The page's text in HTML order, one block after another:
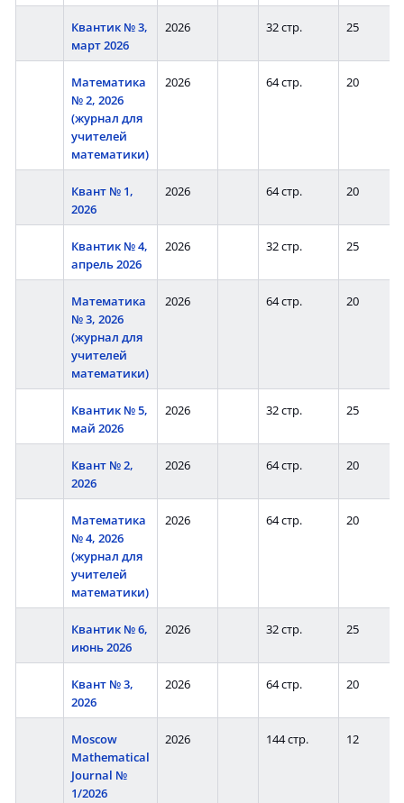
Квантик № 3,
март 2026
2026 32 стр. 25
Математика
№ 2, 2026
(журнал для
учителей
математики)
2026 64 стр. 20
Квант № 1,
2026
2026 64 стр. 20
Квантик № 4,
апрель 2026
2026 32 стр. 25
Математика
№ 3, 2026
(журнал для
учителей
математики)
2026 64 стр. 20
Квантик № 5,
май 2026
2026 32 стр. 25
Квант № 2,
2026
2026 64 стр. 20
Математика
№ 4, 2026
(журнал для
учителей
математики)
2026 64 стр. 20
Квантик № 6,
июнь 2026
2026 32 стр. 25
Квант № 3,
2026
2026 64 стр. 20
Moscow
Mathematical
Journal №
1/2026
2026 144 стр. 12